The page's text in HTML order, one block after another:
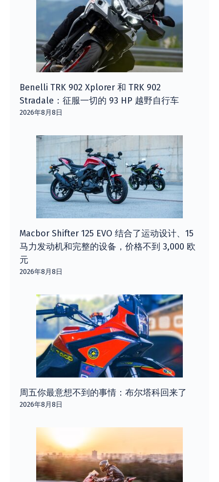
Benelli TRK 902 Xplorer 和 TRK 902
Stradale：征服一切的 93 HP 越野自行车
2026年8月8日
Macbor Shifter 125 EVO 结合了运动设计、15
马力发动机和完整的设备，价格不到 3,000 欧
元
2026年8月8日
周五你最意想不到的事情：布尔塔科回来了
2026年8月8日